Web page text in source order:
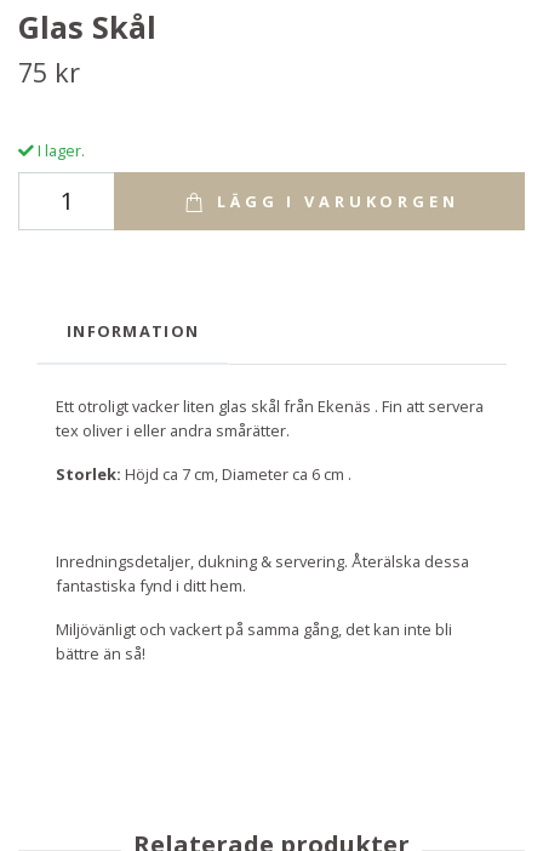
Glas Skål
75 kr
I lager.
LÄGG I VARUKORGEN
INFORMATION
Ett otroligt vacker liten glas skål från Ekenäs . Fin att servera
tex oliver i eller andra smårätter.
Storlek: Höjd ca 7 cm, Diameter ca 6 cm .
Inredningsdetaljer, dukning & servering. Återälska dessa
fantastiska fynd i ditt hem.
Miljövänligt och vackert på samma gång, det kan inte bli
bättre än så!